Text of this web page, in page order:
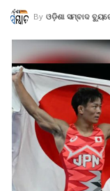
By ଓଡ଼ିଶା ସମ୍ବାଦ